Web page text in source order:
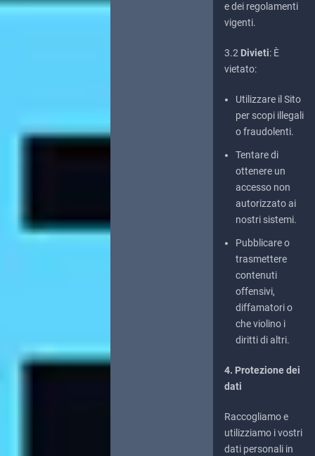
e dei regolamenti
vigenti.
3.2 Divieti: È
vietato:
Utilizzare il Sito
per scopi illegali
o fraudolenti.
Tentare di
ottenere un
accesso non
autorizzato ai
nostri sistemi.
Pubblicare o
trasmettere
contenuti
offensivi,
diffamatori o
che violino i
diritti di altri.
4. Protezione dei
dati
Raccogliamo e
utilizziamo i vostri
dati personali in